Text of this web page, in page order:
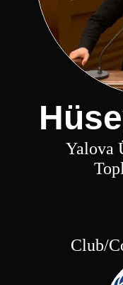
Yalova
Club/